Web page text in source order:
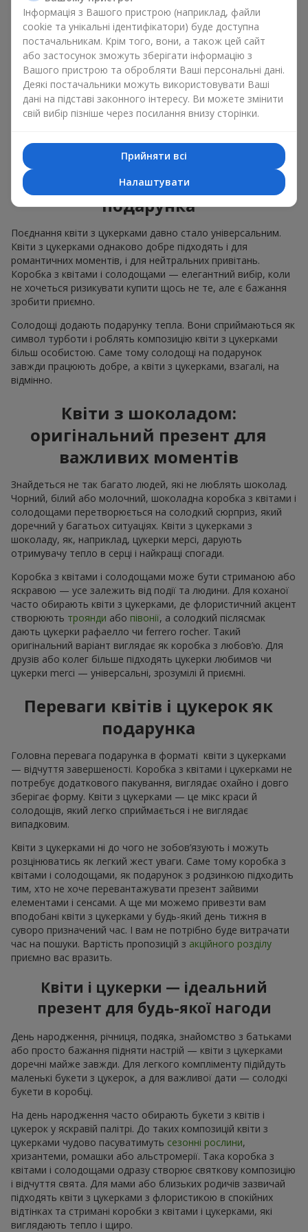
ніжні букети зеустоми,тюльпанівабоальстромерій
добре поєднуються з цукерками merci, підтримуючи
ніжну подачу і легкий настрій як вітання з
народженням дитиниабо день Всіх закоханих.
Ми допоможемо вам підібрати найкраще поєднання
квіткового міксу із ласощами до вашого приводу і
оформимо подарунок квіти з цукерками належним чином.
Коробка з квітами і
солодощами — ваш
найкращий вибір для
подарунка
Поєднання квіти з цукерками давно стало універсальним.
Квіти з цукерками однаково добре підходять і для
романтичних моментів, і для нейтральних привітань.
Коробка з квітами і солодощами — елегантний вибір, коли
не хочеться ризикувати купити щось не те, але є бажання
зробити приємно.
Солодощі додають подарунку тепла. Вони сприймаються як
символ турботи і роблять композицію квіти з цукерками
більш особистою. Саме тому солодощі на подарунок
завжди працюють добре, а квіти з цукерками, взагалі, на
відмінно.
Квіти з шоколадом:
оригінальний презент для
важливих моментів
Знайдеться не так багато людей, які не люблять шоколад.
Чорний, білий або молочний, шоколадна коробка з квітами і
солодощами перетворюється на солодкий сюрприз, який
доречний у багатьох ситуаціях. Квіти з цукерками з
шоколаду, як, наприклад, цукерки мерсі, дарують
отримувачу тепло в серці і найкращі спогади.
Коробка з квітами і солодощами може бути стриманою або
яскравою — усе залежить від події та людини. Для коханої
часто обирають квіти з цукерками, де флористичний акцент
створюють троянди або півонії, а солодкий післясмак
дають цукерки рафаелло чи ferrero rocher. Такий
оригінальний варіант виглядає як коробка з любов’ю. Для
друзів або колег більше підходять цукерки любимов чи
цукерки merci — універсальні, зрозумілі й приємні.
Переваги квітів і цукерок як
подарунка
Головна перевага подарунка в форматі квіти з цукерками
— відчуття завершеності. Коробка з квітами і цукерками не
потребує додаткового пакування, виглядає охайно і довго
зберігає форму. Квіти з цукерками — це мікс краси й
солодощів, який легко сприймається і не виглядає
випадковим.
Квіти з цукерками ні до чого не зобов’язують і можуть
розцінюватись як легкий жест уваги. Саме тому коробка з
квітами і солодощами, як подарунок з родзинкою підходить
тим, хто не хоче перевантажувати презент зайвими
елементами і сенсами. А ще ми можемо привезти вам
вподобані квіти з цукерками у будь-який день тижня в
суворо призначений час. І вам не потрібно буде витрачати
час на пошуки. Вартість пропозицій з акційного розділу
приємно вас вразить.
Квіти і цукерки — ідеальний
презент для будь-якої нагоди
День народження, річниця, подяка, знайомство з батьками
або просто бажання підняти настрій — квіти з цукерками
доречні майже завжди. Для легкого компліменту підійдуть
маленькі букети з цукерок, а для важливої дати — солодкі
букети в коробці.
На день народження часто обирають букети з квітів і
цукерок у яскравій палітрі. До таких композицій квіти з
цукерками чудово пасуватимуть сезонні рослини,
хризантеми, ромашки або альстромерії. Така коробка з
квітами і солодощами одразу створює святкову композицію
і відчуття свята. Для мами або близьких родичів зазвичай
підходять квіти з цукерками з флористикою в спокійних
відтінках та стримані коробки з квітами і цукерками, які
виглядають тепло і щиро.
Інформація з Вашого пристрою (наприклад, файли
cookie та унікальні ідентифікатори) буде доступна
постачальникам. Крім того, вони, а також цей сайт
або застосунок зможуть зберігати інформацію з
Вашого пристрою та обробляти Ваші персональні дані.
Деякі постачальники можуть використовувати Ваші
дані на підставі законного інтересу. Ви можете змінити
свій вибір пізніше через посилання внизу сторінки.
Прийняти всі
Налаштувати